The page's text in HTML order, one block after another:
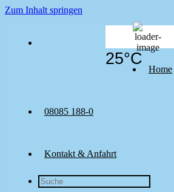
Zum Inhalt springen
25°C
Home
08085 188-0
Kontakt & Anfahrt